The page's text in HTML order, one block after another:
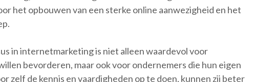
het opbouwen van een sterke online aanwezigheid en het
in internetmarketing is niet alleen waardevol voor
bevorderen, maar ook voor ondernemers die hun eigen
zelf de kennis en vaardigheden op te doen, kunnen zij beter